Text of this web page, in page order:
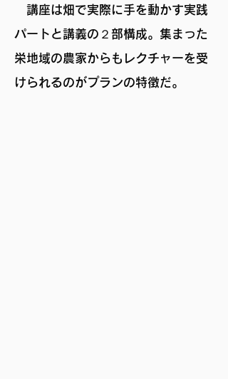
講座は畑で実際に手を動かす実践
パートと講義の２部構成。集まった
栄地域の農家からもレクチャーを受
けられるのがプランの特徴だ。